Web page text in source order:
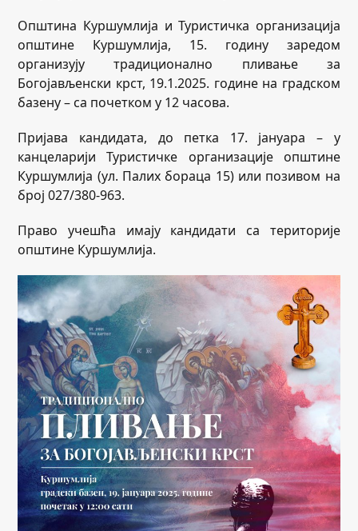
Општина Куршумлија и Туристичка организација
општине Куршумлија, 15. годину заредом
организују традиционално пливање за
Богојављенски крст, 19.1.2025. године на градском
базену – са почетком у 12 часова.
Пријава кандидата, до петка 17. јануара – у
канцеларији Туристичке организације општине
Куршумлија (ул. Палих бораца 15) или позивом на
број 027/380-963.
Право учешћа имају кандидати са територије
општине Куршумлија.